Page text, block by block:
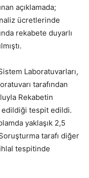
açıklamada;
ücretlerinde
rekabete duyarlı
Laboratuvarları,
tarafından
Rekabetin
edildiği tespit edildi.
yaklaşık 2,5
tarafı diğer
tespitinde